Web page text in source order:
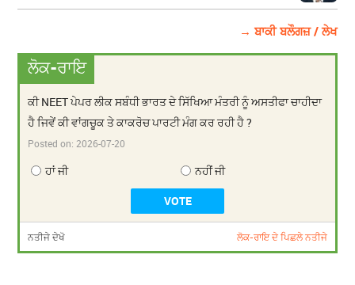
→ ਬਾਕੀ ਬਲੌਗਜ਼ / ਲੇਖ
ਲੋਕ-ਰਾਇ
ਕੀ NEET ਪੇਪਰ ਲੀਕ ਸਬੰਧੀ ਭਾਰਤ ਦੇ ਸਿੱਖਿਆ ਮੰਤਰੀ ਨੂੰ ਅਸਤੀਫਾ ਚਾਹੀਦਾ
ਹੈ ਜਿਵੇਂ ਕੀ ਵਾਂਗਚੂਕ ਤੇ ਕਾਕਰੋਚ ਪਾਰਟੀ ਮੰਗ ਕਰ ਰਹੀ ਹੈ ?
Posted on:2026-07-20
ਹਾਂ ਜੀ ਨਹੀਂ ਜੀ
ਨਤੀਜੇ ਦੇਖੋ ਲੋਕ-ਰਾਇ ਦੇ ਪਿਛਲੇ ਨਤੀਜੇ